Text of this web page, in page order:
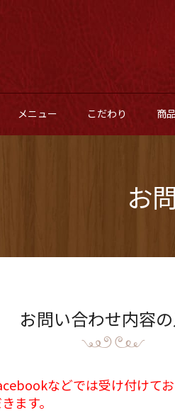
メニュー こだわり 商
お
お問い合わせ内容
などでは受け付けてお
ます。